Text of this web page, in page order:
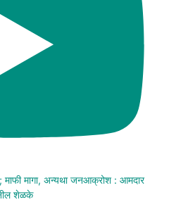
माफी मागा, अन्यथा जनआक्रोश : आमदार
शेळके